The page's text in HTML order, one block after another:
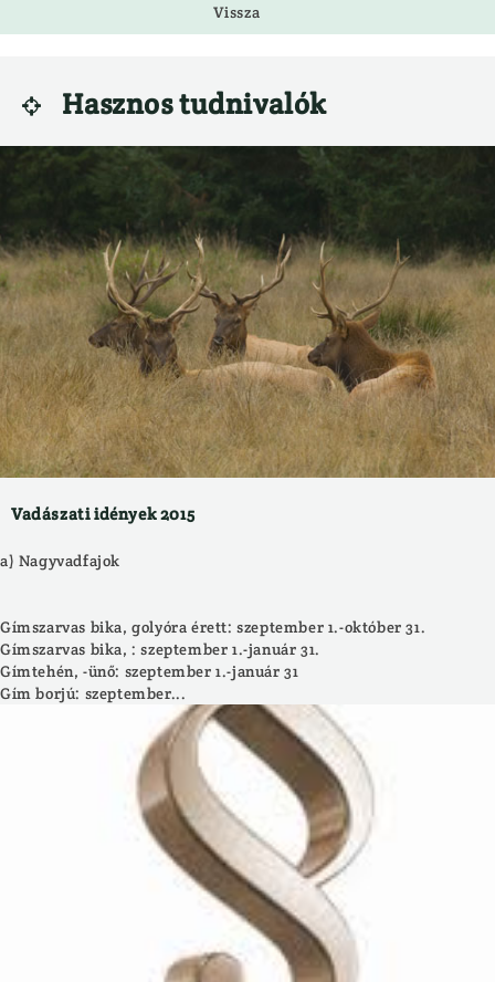
Vissza
 Hasznos tudnivalók
Vadászati idények 2015
a) Nagyvadfajok
Gímszarvas bika, golyóra érett: szeptember 1.-október 31.
Gímszarvas bika, : szeptember 1.-január 31.
Gímtehén, -ünő: szeptember 1.-január 31
Gím borjú: szeptember...